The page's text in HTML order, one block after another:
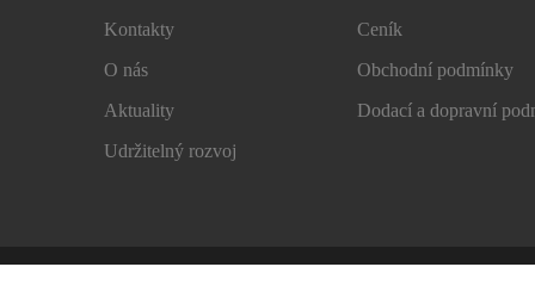
Kontakty
O nás
Aktuality
Udržitelný rozvoj
Ceník
Obchodní podmínky
Dodací a dopravní